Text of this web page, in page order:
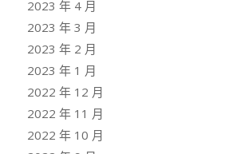
2023 年 4 月
2023 年 3 月
2023 年 2 月
2023 年 1 月
2022 年 12 月
2022 年 11 月
2022 年 10 月